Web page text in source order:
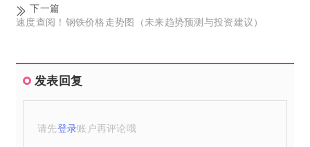
下一篇
速度查阅！钢铁价格走势图（未来趋势预测与投资建议）
发表回复
请先登录账户再评论哦